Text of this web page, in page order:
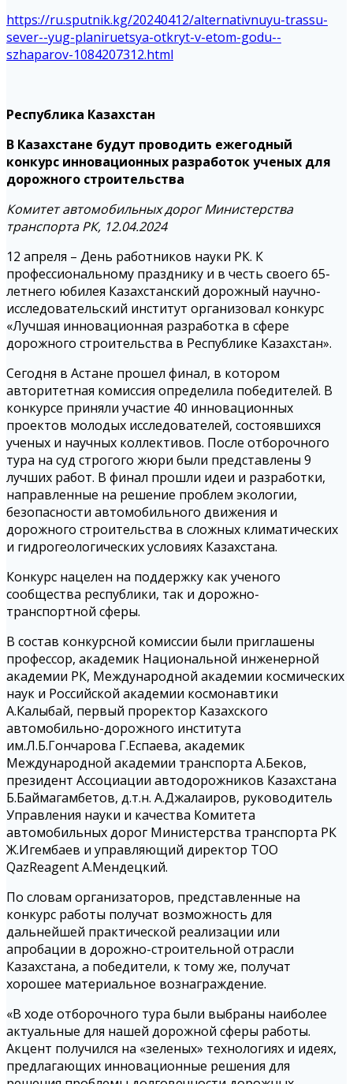
https://ru.sputnik.kg/20240412/alternativnuyu-trassu-
sever--yug-planiruetsya-otkryt-v-etom-godu--
szhaparov-1084207312.html
Республика Казахстан
В Казахстане будут проводить ежегодный
конкурс инновационных разработок ученых для
дорожного строительства
Комитет автомобильных дорог Министерства
транспорта РК, 12.04.2024
12 апреля – День работников науки РК. К
профессиональному празднику и в честь своего 65-
летнего юбилея Казахстанский дорожный научно-
исследовательский институт организовал конкурс
«Лучшая инновационная разработка в сфере
дорожного строительства в Республике Казахстан».
Сегодня в Астане прошел финал, в котором
авторитетная комиссия определила победителей. В
конкурсе приняли участие 40 инновационных
проектов молодых исследователей, состоявшихся
ученых и научных коллективов. После отборочного
тура на суд строгого жюри были представлены 9
лучших работ. В финал прошли идеи и разработки,
направленные на решение проблем экологии,
безопасности автомобильного движения и
дорожного строительства в сложных климатических
и гидрогеологических условиях Казахстана.
Конкурс нацелен на поддержку как ученого
сообщества республики, так и дорожно-
транспортной сферы.
В состав конкурсной комиссии были приглашены
профессор, академик Национальной инженерной
академии РК, Международной академии космических
наук и Российской академии космонавтики
А.Калыбай, первый проректор Казахского
автомобильно-дорожного института
им.Л.Б.Гончарова Г.Еспаева, академик
Международной академии транспорта А.Беков,
президент Ассоциации автодорожников Казахстана
Б.Баймагамбетов, д.т.н. А.Джалаиров, руководитель
Управления науки и качества Комитета
автомобильных дорог Министерства транспорта РК
Ж.Игембаев и управляющий директор ТОО
QazReagent А.Мендецкий.
По словам организаторов, представленные на
конкурс работы получат возможность для
дальнейшей практической реализации или
апробации в дорожно-строительной отрасли
Казахстана, а победители, к тому же, получат
хорошее материальное вознаграждение.
«В ходе отборочного тура были выбраны наиболее
актуальные для нашей дорожной сферы работы.
Акцент получился на «зеленых» технологиях и идеях,
предлагающих инновационные решения для